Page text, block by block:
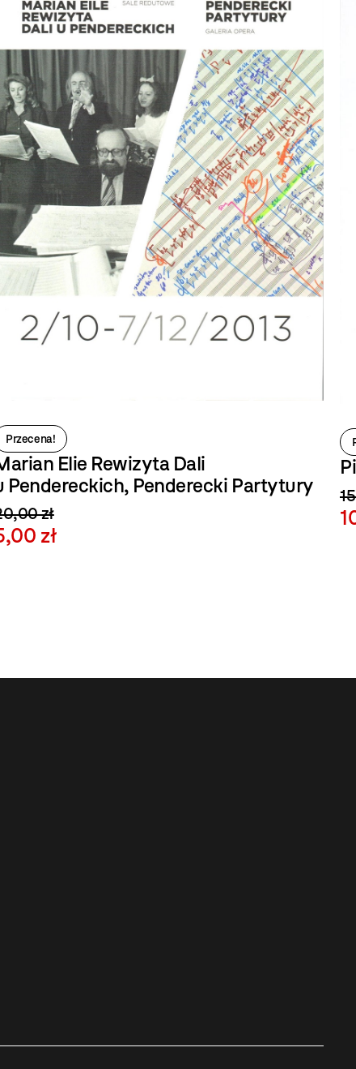
Przecena!
Piotr Lutyński. Terytorium
15,00 zł
10,00 zł